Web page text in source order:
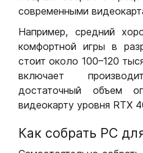
современными
Например, средний
комфортной игры в
стоит около 100–120
включает
достаточный объем
видеокарту уровня RTX
Как собрать РС